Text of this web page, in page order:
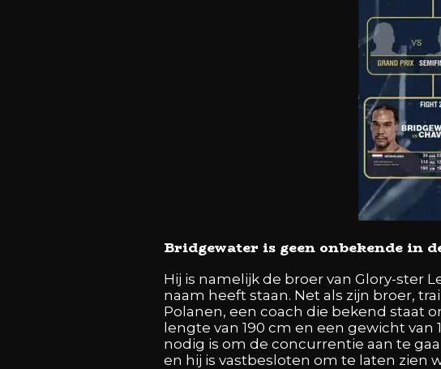
Bridgewater is geen onbekende in
Hij is namelijk de broer van Glory-ster
naam heeft staan. Net als zijn broer,
Polanen, een coach die bekend staat
lengte van 190 cm en een gewicht
nodig is om de concurrentie aan te
en hij is vastbesloten om te laten zien